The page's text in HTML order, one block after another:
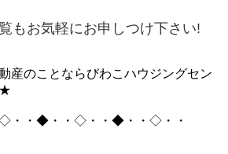
もお気軽にお申しつけ下さい!
産のことならびわこハウジングセン
★
・◆・・◇・・◆・・◇・・